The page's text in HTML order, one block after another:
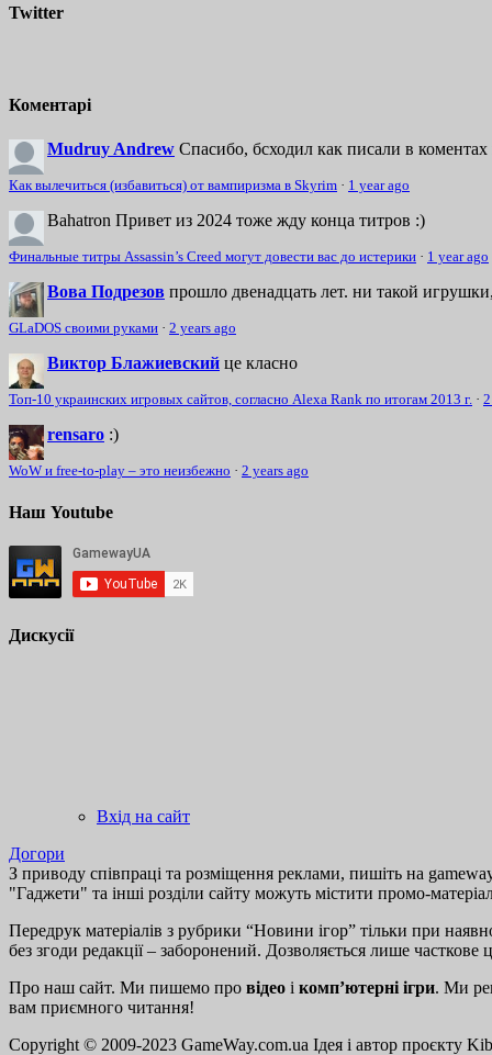
Twitter
Коментарі
Mudruy Andrew Спасибо, бсходил как писали в
Как вылечиться (избавиться) от вампиризма в Skyrim · 1 year ago
Bahatron Привет из 2024 тоже жду конца титров :)
Финальные титры Assassin’s Creed могут довести вас до истерики · 1 year ago
Вова Подрезов прошло двенадцать лет. ни такой
GLaDOS своими руками · 2 years ago
Виктор Блажиевский це класно
Топ-10 украинских игровых сайтов, согласно Alexa Rank по итогам 2013 г. ·
rensaro :)
WoW и free-to-play – это неизбежно · 2 years ago
Наш Youtube
Дискусії
Вхід на сайт
Догори
З приводу співпраці та розміщення реклами, пишіть на
"Гаджети" та інші розділи сайту можуть містити промо-
Передрук матеріалів з рубрики “Новини ігор” тільки при
без згоди редакції – заборонений. Дозволяється лише
Про наш сайт. Ми пишемо про відео і комп’ютерні ігри. Ми
вам приємного читання!
Copyright © 2009-2023 GameWay.com.ua Ідея і автор проєкту